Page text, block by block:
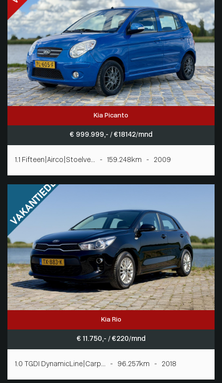
Kia Picanto
€ 999.999,- / € 18142/mnd
1.1 Fifteen|Airco|Stoelve... - 159.248km - 2009
Kia Rio
€ 11.750,- / € 220/mnd
1.0 TGDI DynamicLine|Carp... - 96.257km - 2018